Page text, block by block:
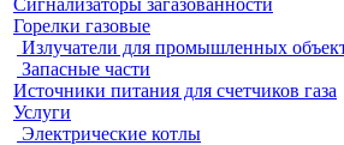
Сигнализаторы загазованности
Горелки газовые
Излучатели для промышленных
Запасные части
Источники питания для счетчиков газа
Услуги
Электрические котлы